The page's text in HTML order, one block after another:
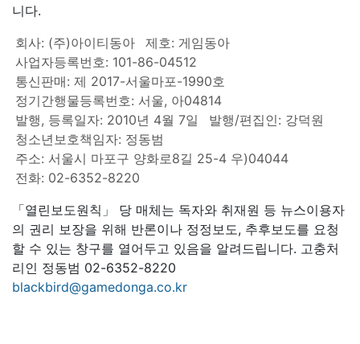
니다.
회사: (주)아이티동아
제호: 게임동아
사업자등록번호: 101-86-04512
통신판매: 제 2017-서울마포-1990호
정기간행물등록번호: 서울, 아04814
발행, 등록일자: 2010년 4월 7일
발행/편집인: 강덕원
청소년보호책임자: 정동범
주소: 서울시 마포구 양화로8길 25-4 우)04044
전화: 02-6352-8220
「열린보도원칙」 당 매체는 독자와 취재원 등 뉴스이용자
의 권리 보장을 위해 반론이나 정정보도, 추후보도를 요청
할 수 있는 창구를 열어두고 있음을 알려드립니다. 고충처
리인 정동범 02-6352-8220
blackbird@gamedonga.co.kr